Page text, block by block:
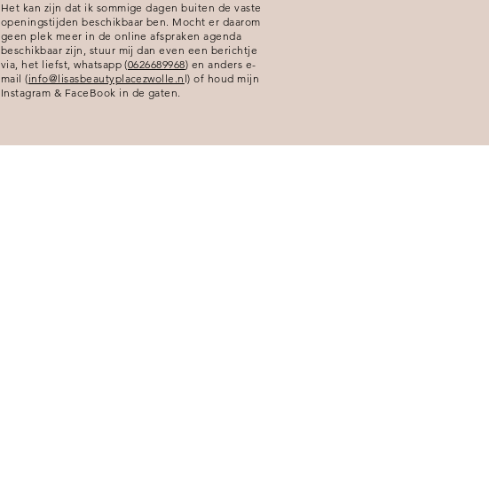
Het kan zijn dat ik sommige dagen buiten de vaste
openingstijden beschikbaar ben. Mocht er daarom
geen plek meer in de online afspraken agenda
beschikbaar zijn, stuur mij dan even een berichtje
via, het liefst, whatsapp (0626689968) en anders e-
mail (info@lisasbeautyplacezwolle.n l) of houd mijn
Instagram & FaceBook in de gaten.